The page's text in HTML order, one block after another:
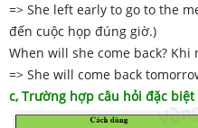
=> She left early to go to the
đến cuộc họp đúng giờ.)
When will she come back? Khi
=> She will come back
c, Trường hợp câu hỏi đặc